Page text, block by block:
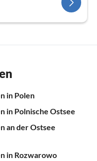
in Polen
in Polnische Ostsee
an der Ostsee
in Rozwarowo